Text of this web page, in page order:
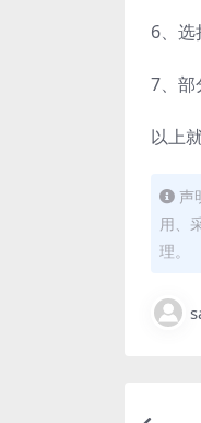
6、选
7、部
以上
声
用、
理。